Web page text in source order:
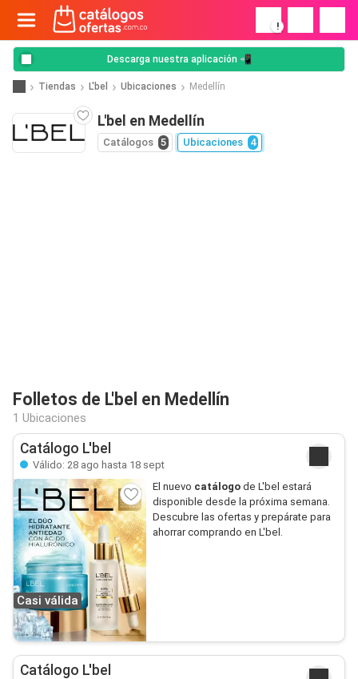
!
Descarga nuestra aplicación 📲
Tiendas L'bel Ubicaciones Medellín
L'bel en Medellín
Catálogos 5 Ubicaciones 4
Folletos de L'bel en Medellín
1 Ubicaciones
Catálogo L'bel
Válido: 28 ago hasta 18 sept
Casi válida
El nuevo catálogode L'bel estará
disponible desde la próxima semana.
Descubre las ofertas y prepárate para
ahorrar comprando en L'bel.
Catálogo L'bel